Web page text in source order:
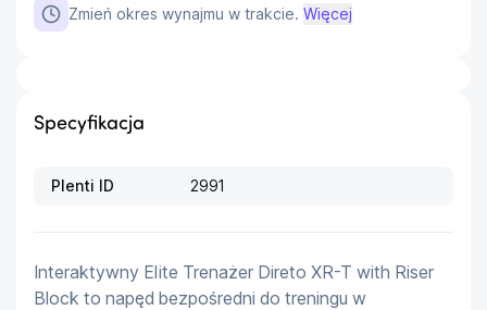
Zmień okres wynajmu w trakcie. Więcej
Specyfikacja
Plenti ID 2991
Interaktywny Elite Trenażer Direto XR-T with Riser
Block to napęd bezpośredni do treningu w